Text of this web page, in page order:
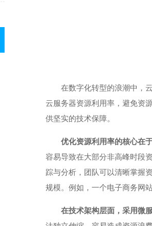
在数字化转型的浪潮中，
云服务器资源利用率，避免资
供坚实的技术保障。
优化资源利用率的核心在
容易导致在大部分非高峰时段
踪与分析，团队可以清晰掌握
规模。例如，一个电子商务网
在技术架构层面，采用微